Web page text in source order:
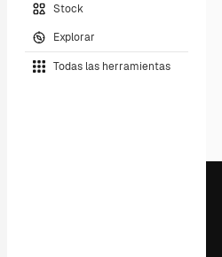
Stock
Explorar
Todas las herramientas